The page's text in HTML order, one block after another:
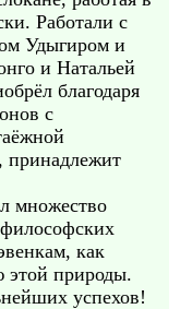
Работали с
Удыгиром и
и Натальей
благодаря
с
принадлежит
множество
как
этой природы.
успехов!